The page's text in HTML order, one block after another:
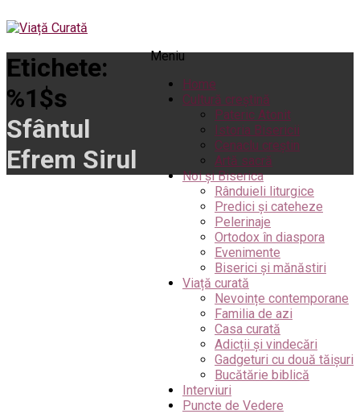
Meniu
Home
Cultură creștină
Pateric Atonit
Istoria Bisericii
Cenaclu creștin
Artă sacră
Noi și Biserica
Rânduieli liturgice
Predici și cateheze
Pelerinaje
Ortodox în diaspora
Evenimente
Biserici și mănăstiri
Viață curată
Nevoințe contemporane
Familia de azi
Casa curată
Adicții și vindecări
Gadgeturi cu două tăișuri
Bucătărie biblică
Interviuri
Puncte de Vedere
Etichete:
%1$s
Sfântul
Efrem Sirul